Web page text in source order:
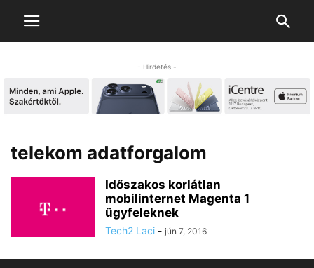
- Hirdetés -
telekom adatforgalom
Időszakos korlátlan
mobilinternet Magenta 1
ügyfeleknek
Tech2 Laci - jún 7, 2016